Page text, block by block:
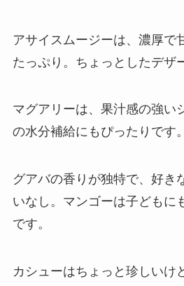
アサイスムージーは、濃厚で
たっぷり。ちょっとしたデザ
マグアリーは、果汁感の強い
の水分補給にもぴったりです。
グアバの香りが独特で、好き
いなし。マンゴーは子どもに
です。
カシューはちょっと珍しいけ